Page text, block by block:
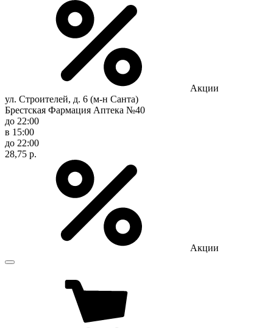
Акции
ул. Строителей, д. 6 (м-н Санта)
Брестская Фармация Аптека №40
до 22:00
в 15:00
до 22:00
28,75 р.
Акции